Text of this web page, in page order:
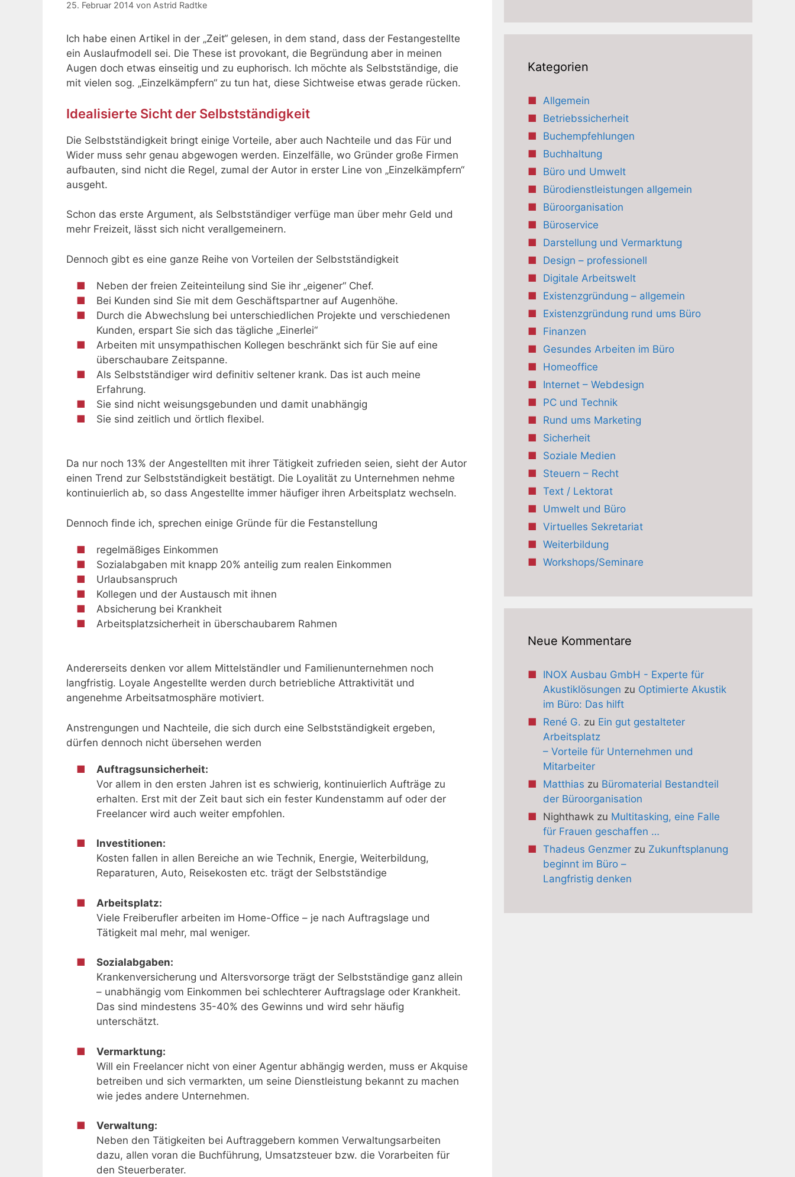
25. Februar 2014 von Astrid Radtke
Ich habe einen Artikel in der „Zeit“ gelesen, in dem stand, dass der Festangestellte
ein Auslaufmodell sei. Die These ist provokant, die Begründung aber in meinen
Augen doch etwas einseitig und zu euphorisch. Ich möchte als Selbstständige, die
mit vielen sog. „Einzelkämpfern“ zu tun hat, diese Sichtweise etwas gerade rücken.
Idealisierte Sicht der Selbstständigkeit
Die Selbstständigkeit bringt einige Vorteile, aber auch Nachteile und das Für und
Wider muss sehr genau abgewogen werden. Einzelfälle, wo Gründer große Firmen
aufbauten, sind nicht die Regel, zumal der Autor in erster Line von „Einzelkämpfern“
ausgeht.
Schon das erste Argument, als Selbstständiger verfüge man über mehr Geld und
mehr Freizeit, lässt sich nicht verallgemeinern.
Dennoch gibt es eine ganze Reihe von Vorteilen der Selbstständigkeit
Neben der freien Zeiteinteilung sind Sie ihr „eigener“ Chef.
Bei Kunden sind Sie mit dem Geschäftspartner auf Augenhöhe.
Durch die Abwechslung bei unterschiedlichen Projekte und verschiedenen
Kunden, erspart Sie sich das tägliche „Einerlei“
Arbeiten mit unsympathischen Kollegen beschränkt sich für Sie auf eine
überschaubare Zeitspanne.
Als Selbstständiger wird definitiv seltener krank. Das ist auch meine
Erfahrung.
Sie sind nicht weisungsgebunden und damit unabhängig
Sie sind zeitlich und örtlich flexibel.
Da nur noch 13% der Angestellten mit ihrer Tätigkeit zufrieden seien, sieht der Autor
einen Trend zur Selbstständigkeit bestätigt. Die Loyalität zu Unternehmen nehme
kontinuierlich ab, so dass Angestellte immer häufiger ihren Arbeitsplatz wechseln.
Dennoch finde ich, sprechen einige Gründe für die Festanstellung
regelmäßiges Einkommen
Sozialabgaben mit knapp 20% anteilig zum realen Einkommen
Urlaubsanspruch
Kollegen und der Austausch mit ihnen
Absicherung bei Krankheit
Arbeitsplatzsicherheit in überschaubarem Rahmen
Andererseits denken vor allem Mittelständler und Familienunternehmen noch
langfristig. Loyale Angestellte werden durch betriebliche Attraktivität und
angenehme Arbeitsatmosphäre motiviert.
Anstrengungen und Nachteile, die sich durch eine Selbstständigkeit ergeben,
dürfen dennoch nicht übersehen werden
Auftragsunsicherheit:
Vor allem in den ersten Jahren ist es schwierig, kontinuierlich Aufträge zu
erhalten. Erst mit der Zeit baut sich ein fester Kundenstamm auf oder der
Freelancer wird auch weiter empfohlen.
Investitionen:
Kosten fallen in allen Bereiche an wie Technik, Energie, Weiterbildung,
Reparaturen, Auto, Reisekosten etc. trägt der Selbstständige
Arbeitsplatz:
Viele Freiberufler arbeiten im Home-Office – je nach Auftragslage und
Tätigkeit mal mehr, mal weniger.
Sozialabgaben:
Krankenversicherung und Altersvorsorge trägt der Selbstständige ganz allein
– unabhängig vom Einkommen bei schlechterer Auftragslage oder Krankheit.
Das sind mindestens 35-40% des Gewinns und wird sehr häufig
unterschätzt.
Vermarktung:
Will ein Freelancer nicht von einer Agentur abhängig werden, muss er Akquise
betreiben und sich vermarkten, um seine Dienstleistung bekannt zu machen
wie jedes andere Unternehmen.
Verwaltung:
Neben den Tätigkeiten bei Auftraggebern kommen Verwaltungsarbeiten
dazu, allen voran die Buchführung, Umsatzsteuer bzw. die Vorarbeiten für
den Steuerberater.
Kategorien
Allgemein
Betriebssicherheit
Buchempfehlungen
Buchhaltung
Büro und Umwelt
Bürodienstleistungen allgemein
Büroorganisation
Büroservice
Darstellung und Vermarktung
Design – professionell
Digitale Arbeitswelt
Existenzgründung – allgemein
Existenzgründung rund ums Büro
Finanzen
Gesundes Arbeiten im Büro
Homeoffice
Internet – Webdesign
PC und Technik
Rund ums Marketing
Sicherheit
Soziale Medien
Steuern – Recht
Text / Lektorat
Umwelt und Büro
Virtuelles Sekretariat
Weiterbildung
Workshops/Seminare
Neue Kommentare
INOX Ausbau GmbH - Experte für
Akustiklösungen zu Optimierte Akustik
im Büro: Das hilft
René G. zu Ein gut gestalteter
Arbeitsplatz
– Vorteile für Unternehmen und
Mitarbeiter
Matthias zu Büromaterial Bestandteil
der Büroorganisation
Nighthawkzu Multitasking, eine Falle
für Frauen geschaffen …
Thadeus Genzmerzu Zukunftsplanung
beginnt im Büro –
Langfristig denken